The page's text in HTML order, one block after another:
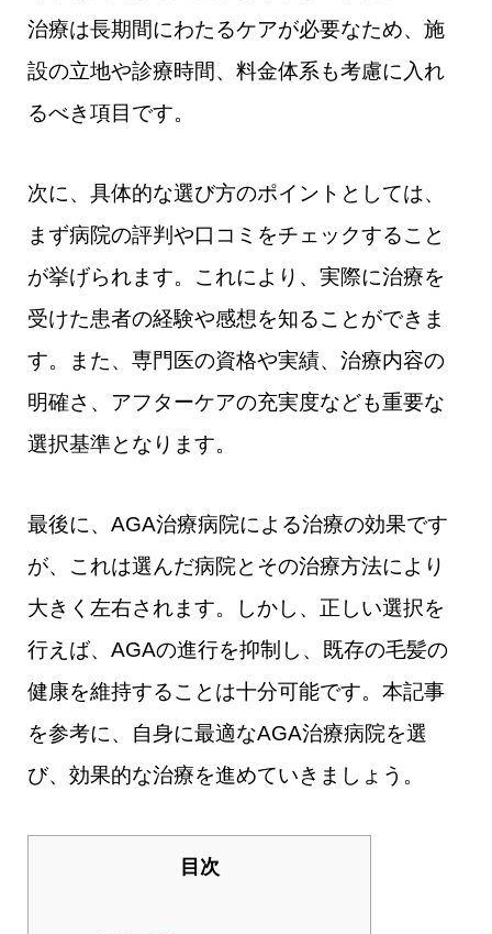
治療は長期間にわたるケアが必要なため、施
設の立地や診療時間、料金体系も考慮に入れ
るべき項目です。
次に、具体的な選び方のポイントとしては、
まず病院の評判や口コミをチェックすること
が挙げられます。これにより、実際に治療を
受けた患者の経験や感想を知ることができま
す。また、専門医の資格や実績、治療内容の
明確さ、アフターケアの充実度なども重要な
選択基準となります。
最後に、AGA治療病院による治療の効果です
が、これは選んだ病院とその治療方法により
大きく左右されます。しかし、正しい選択を
行えば、AGAの進行を抑制し、既存の毛髪の
健康を維持することは十分可能です。本記事
を参考に、自身に最適なAGA治療病院を選
び、効果的な治療を進めていきましょう。
目次